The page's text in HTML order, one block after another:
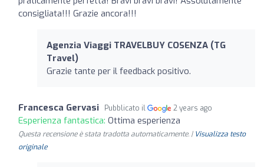
consigliata!!! Grazie ancora!!!
Agenzia Viaggi TRAVELBUY COSENZA (TG
Travel)
Grazie tante per il feedback positivo.
Francesca Gervasi Pubblicato il 2 years ago
Esperienza fantastica: Ottima esperienza
Questa recensione è stata tradotta automaticamente. | Visualizza testo
originale